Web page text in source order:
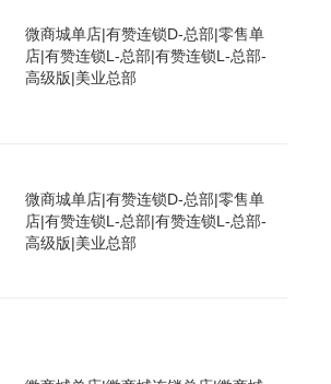
微商城单店|有赞连锁D-总部|零售单
店|有赞连锁L-总部|有赞连锁L-总部-
高级版|美业总部
微商城单店|有赞连锁D-总部|零售单
店|有赞连锁L-总部|有赞连锁L-总部-
高级版|美业总部